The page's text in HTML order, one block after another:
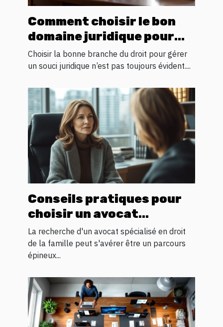
Comment choisir le bon
domaine juridique pour
votre problème
Choisir la bonne branche du droit pour gérer
un souci juridique n’est pas toujours évident....
Conseils pratiques pour
choisir un avocat
spécialisé en droit
familial
La recherche d'un avocat spécialisé en droit
de la famille peut s'avérer être un parcours
épineux...